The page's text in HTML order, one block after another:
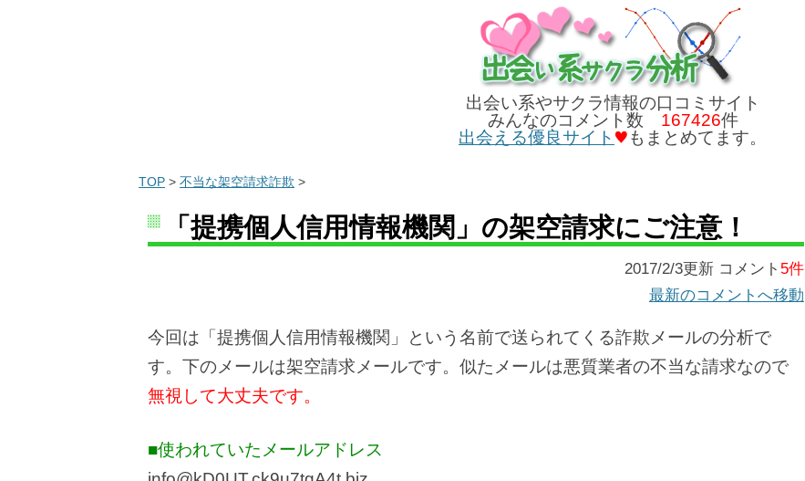
出会い系やサクラ情報の口コミサイト
みんなのコメント数 167426件
出会える優良サイト
もまとめてます。
TOP > 不当な架空請求詐欺 >
「提携個人信用情報機関」の架空請求にご注意！
2017/2/3更新 コメント 5件
最新のコメントへ移動
今回は「提携個人信用情報機関」という名前で送られてくる詐欺メールの分析で
す。下のメールは架空請求メールです。似たメールは悪質業者の不当な請求なので
無視して大丈夫です。
■使われていたメールアドレス